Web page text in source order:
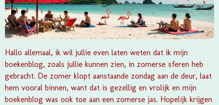
Hallo allemaal, ik wil jullie even laten weten dat ik mijn
boekenblog, zoals jullie kunnen zien, in zomerse sferen heb
gebracht. De zomer klopt aanstaande zondag aan de deur, laat
hem vooral binnen, want dat is gezellig en vrolijk en mijn
boekenblog was ook toe aan een zomerse jas. Hopelijk krijgen